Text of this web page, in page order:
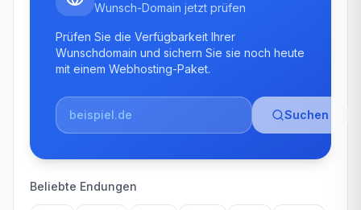
Wunsch-Domain jetzt prüfen
Prüfen Sie die Verfügbarkeit Ihrer
Wunschdomain und sichern Sie sie noch heute
mit einem Webhosting-Paket.
Suchen
Beliebte Endungen